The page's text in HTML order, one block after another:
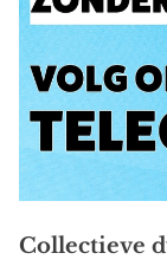
Collectieve